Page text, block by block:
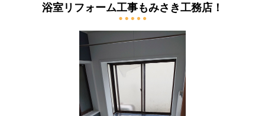
浴室リフォーム工事もみさき工務店！